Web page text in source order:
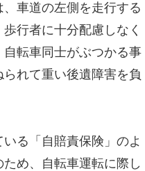
車道の左側を走行する
行者に十分配慮しなく
転車同士がぶつかる事
れて重い後遺障害を負
る「自賠責保険」のよ
め、自転車運転に際し